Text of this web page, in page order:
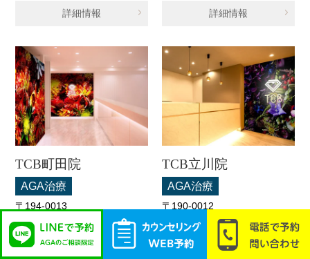
詳細情報 詳細情報
TCB町田院
AGA治療
〒194-0013
東京都町田市原町田6-3-3 町
映ビル 5F
TCB立川院
AGA治療
〒190-0012
東京都立川市曙町2-11-2 フロ
ム中武 6F